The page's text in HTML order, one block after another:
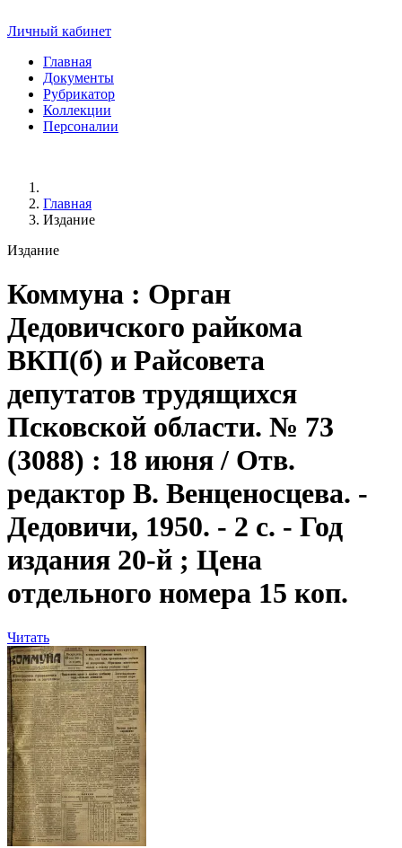
Личный кабинет
Главная
Документы
Рубрикатор
Коллекции
Персоналии
Главная
Издание
Издание
Коммуна : Орган
Дедовичского райкома
ВКП(б) и Райсовета
депутатов трудящихся
Псковской области. № 73
(3088) : 18 июня / Отв.
редактор В. Венценосцева. -
Дедовичи, 1950. - 2 с. - Год
издания 20-й ; Цена
отдельного номера 15 коп.
Читать